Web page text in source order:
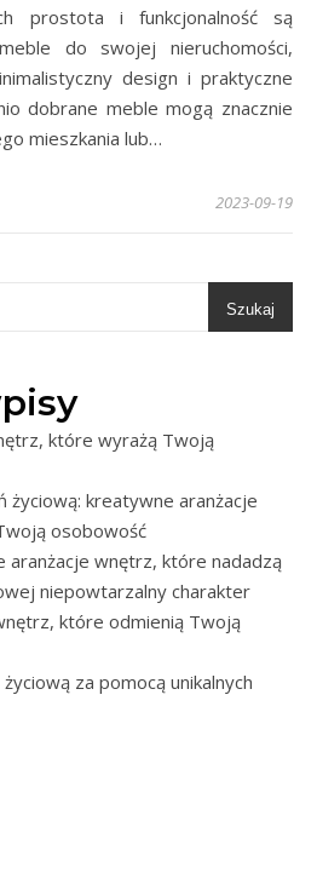
prostota i funkcjonalność są
do swojej nieruchomości,
design i praktyczne
dobrane meble mogą znacznie
mieszkania lub…
2023-09-19
Szukaj
które wyrażą Twoją
kreatywne aranżacje
osobowość
aranżacje wnętrz, które nadadzą
niepowtarzalny charakter
które odmienią Twoją
za pomocą unikalnych